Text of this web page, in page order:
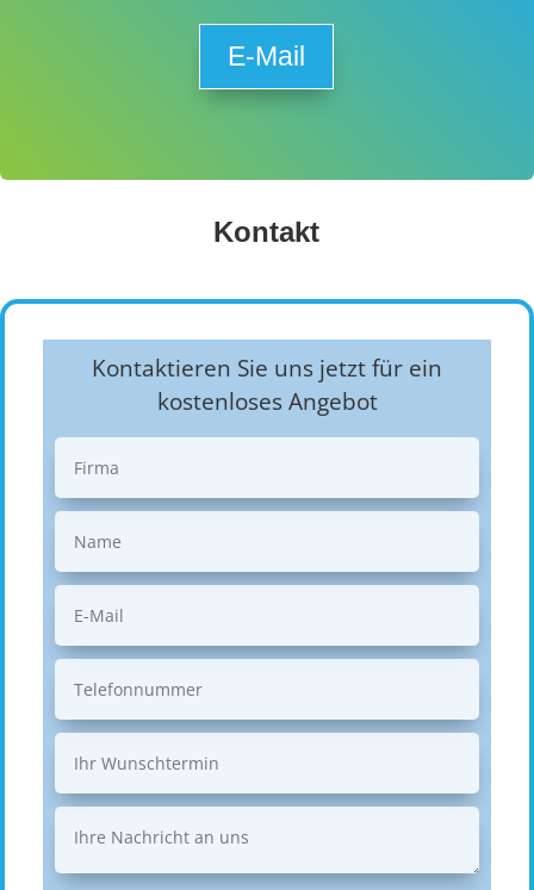
E-Mail
Kontakt
Kontaktieren Sie uns jetzt für ein
kostenloses Angebot